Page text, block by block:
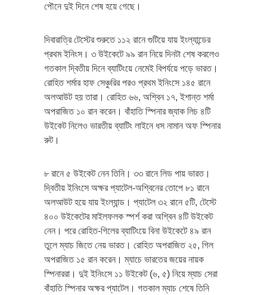
পৌনে দুই দিনে শেষ হয়ে গেছে।
দিবারাত্রি টেস্টের শুরুতে ১১২ রানে গুটিয়ে যায় ইংল্যান্ডের
প্রথম ইনিংস। ৩ উইকেটে ৯৯ রান নিয়ে দিনটা শেষ করলেও
গতকাল দ্বিতীয় দিনে ব্যাটিংয়ে নেমেই বিপর্যয়ে পড়ে ভারত।
রোহিত শর্মার হাফ সেঞ্চুরির পরও প্রথম ইনিংসে ১৪৫ রানে
অলআউট হয় তারা। রোহিত ৬৬, অশ্বিন ১৭, ইশান্ত শর্মা
অপরাজিত ১০ রান করেন। বাঁহাতি স্পিনার জ্যাক লিচ ৪টি
উইকেট নিলেও ভারতীয় ব্যাটিং লাইনে ধস নামান অফ স্পিনার
রুট।
৮ রানে ৫ উইকেট নেন তিনি। ৩৩ রানে লিড পায় ভারত।
দ্বিতীয় ইনিংসে অক্ষর প্যাটেল-অশ্বিনের তোপে ৮১ রানে
অলআউট হয়ে যায় ইংল্যান্ড। প্যাটেল ৩২ রানে ৫টি, টেস্টে
৪০০ উইকেটের মাইলফলক স্পর্শ করা অশ্বিন ৪টি উইকেট
নেন। পরে রোহিত-গিলের ব্যাটিংয়ে বিনা উইকেটে ৪৯ রান
তুলে ম্যাচ জিতে নেয় ভারত। রোহিত অপরাজিত ২৫, গিল
অপরাজিত ১৫ রান করেন। ম্যাচে ভারতের জয়ের নায়ক
স্পিনাররা। দুই ইনিংসে ১১ উইকেট (৬, ৫) নিয়ে ম্যাচ সেরা
বাঁহাতি স্পিনার অক্ষর প্যাটেল। গতকাল ম্যাচ শেষে তিনি